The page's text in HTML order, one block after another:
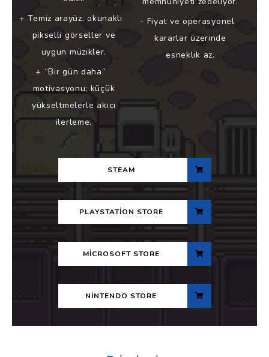
Temiz arayüz, okunaklı
pikselli görseller ve
uygun müzikler.
“Bir gün daha”
motivasyonu; küçük
yükseltmelerle akıcı
ilerleme.
Fiyat ve operasyonel
kararlar üzerinde
esneklik az.
STEAM
PLAYSTATION STORE
MICROSOFT STORE
NINTENDO STORE